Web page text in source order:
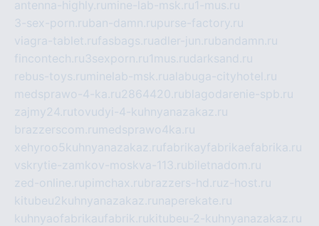
antenna-highly.ru mine-lab-msk.ru1-mus.ru
3-sex-porn.ruban-damn.rupurse-factory.ru
viagra-tablet.rufasbags.ruadler-jun.rubandamn.ru
fincontech.ru3sexporn.ru1mus.rudarksand.ru
rebus-toys.ru minelab-msk.rualabuga-cityhotel.ru
medsprawo-4-ka.ru2864420.rublagodarenie-spb.ru
zajmy24.rutovudyi-4-kuhnyanazakaz.ru
brazzerscom.ru medsprawo4ka.ru
xehyroo5kuhnyanazakaz.rufabrikayfabrikaefabrika.ru
vskrytie-zamkov-moskva-113.rubiletnadom.ru
zed-online.rupimchax.rubrazzers-hd.ruz-host.ru
kitubeu2kuhnyanazakaz.ru naperekate.ru
kuhnyaofabrikaufabrik.rukitubeu-2-kuhnyanazakaz.ru